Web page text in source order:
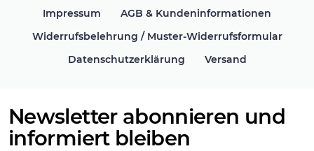
Impressum
AGB & Kundeninformationen
Widerrufsbelehrung / Muster-Widerrufsformular
Datenschutzerklärung
Versand
Newsletter abonnieren und
informiert bleiben